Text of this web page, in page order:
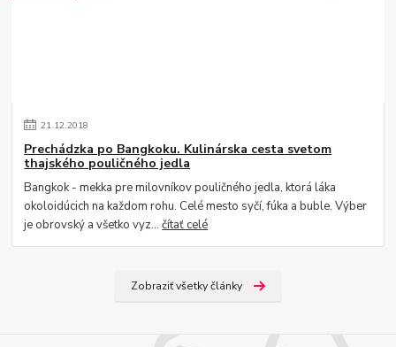
21.12.2018
Prechádzka po Bangkoku. Kulinárska cesta svetom
thajského pouličného jedla
Bangkok - mekka pre milovníkov pouličného jedla, ktorá láka
okoloidúcich na každom rohu. Celé mesto syčí, fúka a buble. Výber
je obrovský a všetko vyz...čítať celé
Zobraziť všetky články